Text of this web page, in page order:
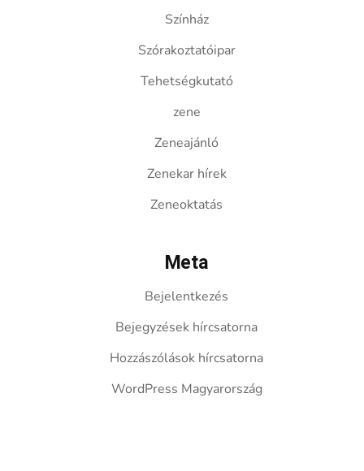
Színház
Szórakoztatóipar
Tehetségkutató
zene
Zeneajánló
Zenekar hírek
Zeneoktatás
Meta
Bejelentkezés
Bejegyzések hírcsatorna
Hozzászólások hírcsatorna
WordPress Magyarország